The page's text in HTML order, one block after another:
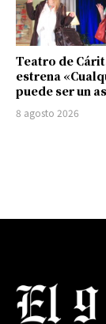
Teatro de
estrena
puede ser un
8 agosto 2026